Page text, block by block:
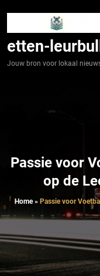
etten-
Jouw bron voor lokaal
Passie voor
op de
Home» Passie voor